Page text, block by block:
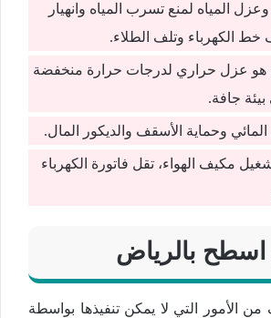
المياه لمنع تسرب المياه وانهيار
خط الكهرباء وتلف الطلاء.
عزل حراري لدرجات حرارة منخفضة
جافة.
وحماية الأسقف والديكور المال.
مكيف الهواء، تقل فاتورة الكهرباء
بالرياض
الأمور التي لا يمكن تنفيذها بواسطة